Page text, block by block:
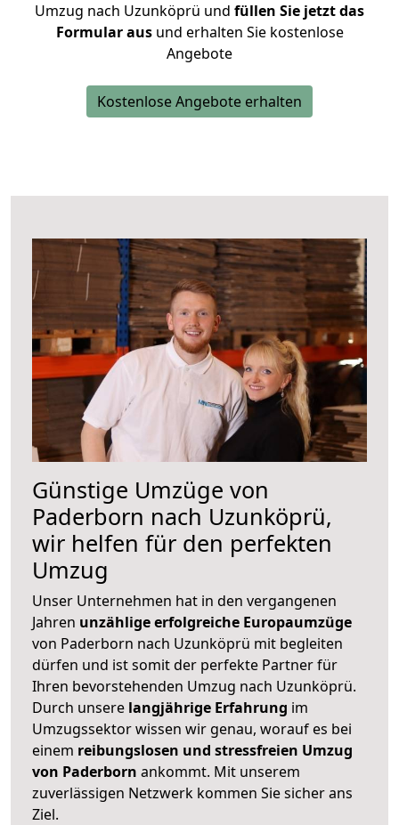
Umzug nach Uzunköprü und füllen Sie jetzt das
Formular ausund erhalten Sie kostenlose
Angebote
Kostenlose Angebote erhalten
Günstige Umzüge von
Paderborn nach Uzunköprü,
wir helfen für den perfekten
Umzug
Unser Unternehmen hat in den vergangenen
Jahren unzählige erfolgreiche Europaumzüge
von Paderborn nach Uzunköprü mit begleiten
dürfen und ist somit der perfekte Partner für
Ihren bevorstehenden Umzug nach Uzunköprü.
Durch unsere langjährige Erfahrung im
Umzugssektor wissen wir genau, worauf es bei
einem reibungslosen und stressfreien Umzug
von Paderborn ankommt. Mit unserem
zuverlässigen Netzwerk kommen Sie sicher ans
Ziel.